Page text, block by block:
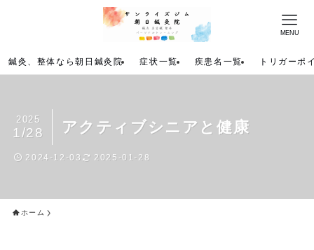
MENU
鍼灸、整体なら朝日鍼灸院 症状一覧 疾患名一覧 トリガーポ
アクティブシニアと健康
2025
1/28
2024-12-03 2025-01-28
ホーム